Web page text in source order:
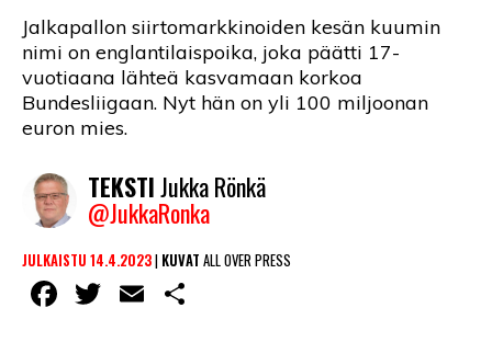
Jalkapallon siirtomarkkinoiden kesän kuumin
nimi on englantilaispoika, joka päätti 17-
vuotiaana lähteä kasvamaan korkoa
Bundesliigaan. Nyt hän on yli 100 miljoonan
euron mies.
TEKSTIJukka Rönkä
@JukkaRonka
JULKAISTU 14.4.2023| KUVAT ALL OVER PRESS
Facebook
Twitter
Email